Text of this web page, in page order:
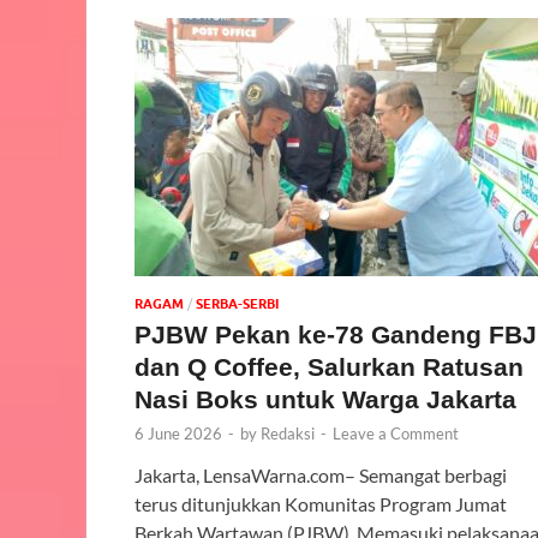
‎RAGAM / SERBA-SERBI
PJBW Pekan ke-78 Gandeng FBJ
dan Q Coffee, Salurkan Ratusan
Nasi Boks untuk Warga Jakarta
6 June 2026 - by Redaksi - Leave a Comment
Jakarta, LensaWarna.com– Semangat berbagi
terus ditunjukkan Komunitas Program Jumat
Berkah Wartawan (PJBW). Memasuki